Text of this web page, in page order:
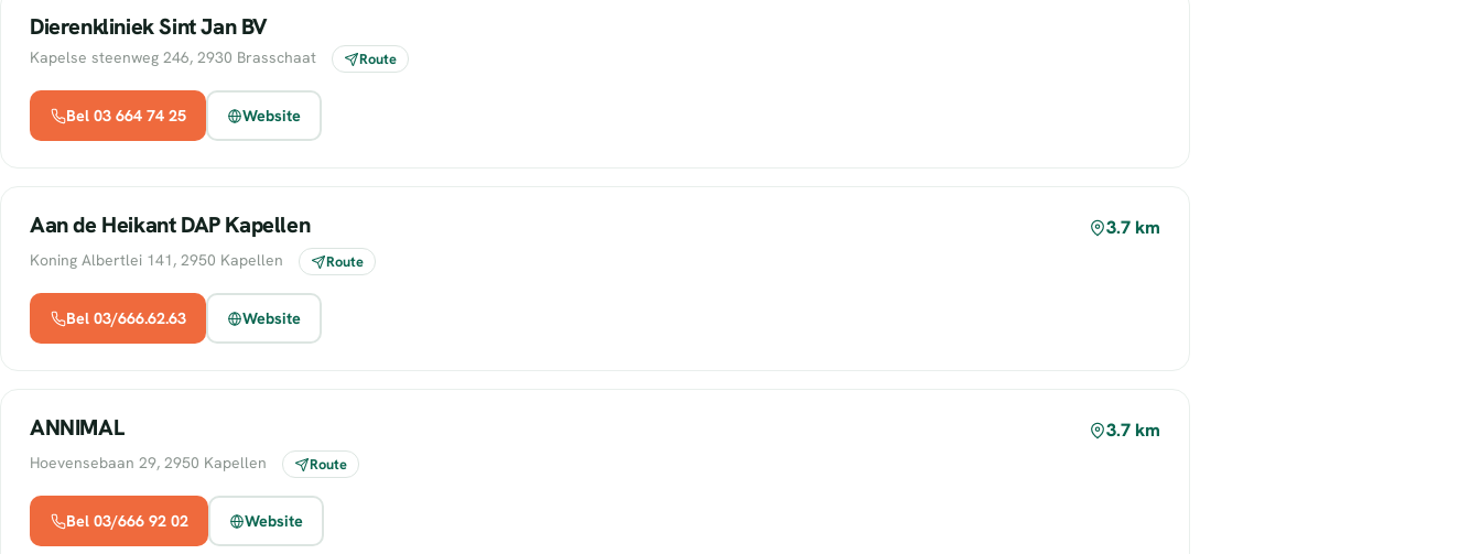
Dierenkliniek Sint Jan BV
Kapelse steenweg 246, 2930 Brasschaat Route
Bel 03 664 74 25 Website
Aan de Heikant DAP Kapellen 3.7 km
Koning Albertlei 141, 2950 Kapellen Route
Bel 03/666.62.63 Website
ANNIMAL 3.7 km
Hoevensebaan 29, 2950 Kapellen Route
Bel 03/666 92 02 Website